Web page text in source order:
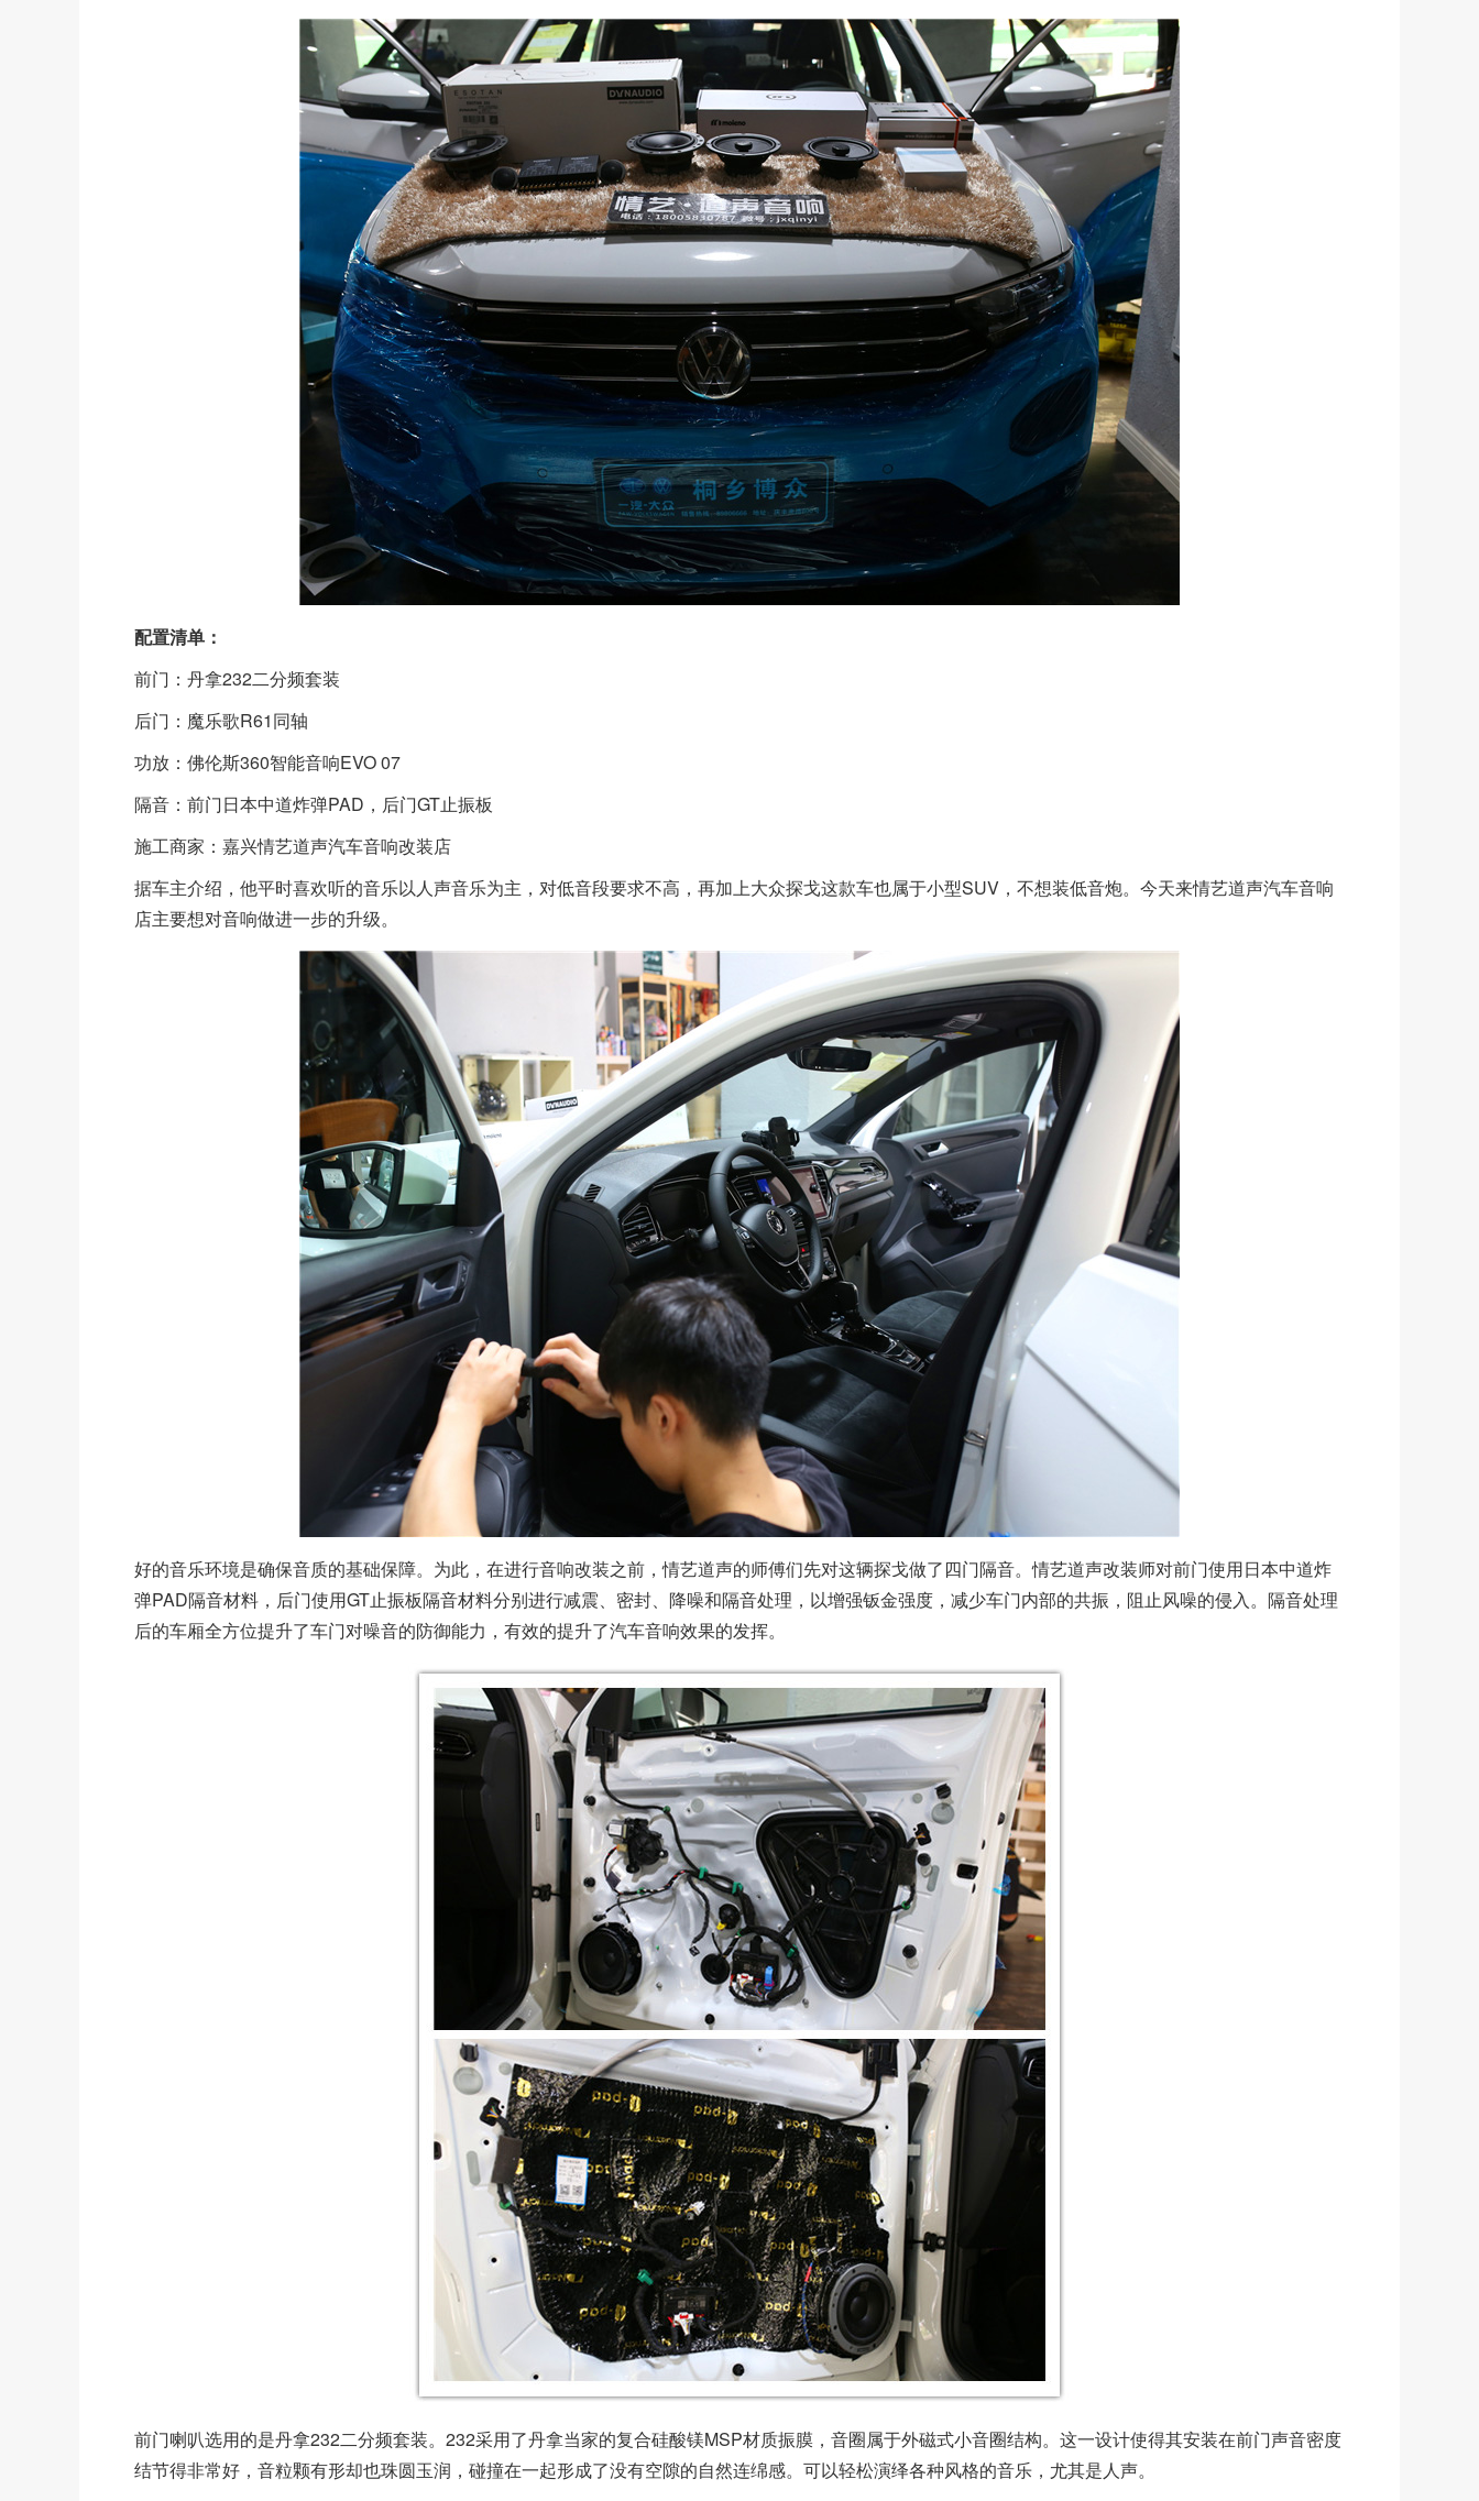
配置清单：
前门：丹拿232二分频套装
后门：魔乐歌R61同轴
功放：佛伦斯360智能音响EVO 07
隔音：前门日本中道炸弹PAD，后门GT止振板
施工商家：嘉兴情艺道声汽车音响改装店
据车主介绍，他平时喜欢听的音乐以人声音乐为主，对低音段要求不高，再加上大众探戈这款车也属于小型SUV，不想装低音炮。今天来情艺道声汽车音响
店主要想对音响做进一步的升级。
好的音乐环境是确保音质的基础保障。为此，在进行音响改装之前，情艺道声的师傅们先对这辆探戈做了四门隔音。情艺道声改装师对前门使用日本中道炸
弹PAD隔音材料，后门使用GT止振板隔音材料分别进行减震、密封、降噪和隔音处理，以增强钣金强度，减少车门内部的共振，阻止风噪的侵入。隔音处理
后的车厢全方位提升了车门对噪音的防御能力，有效的提升了汽车音响效果的发挥。
前门喇叭选用的是丹拿232二分频套装。232采用了丹拿当家的复合硅酸镁MSP材质振膜，音圈属于外磁式小音圈结构。这一设计使得其安装在前门声音密度
结节得非常好，音粒颗有形却也珠圆玉润，碰撞在一起形成了没有空隙的自然连绵感。可以轻松演绎各种风格的音乐，尤其是人声。